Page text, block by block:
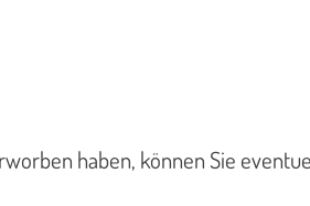
haben, können Sie